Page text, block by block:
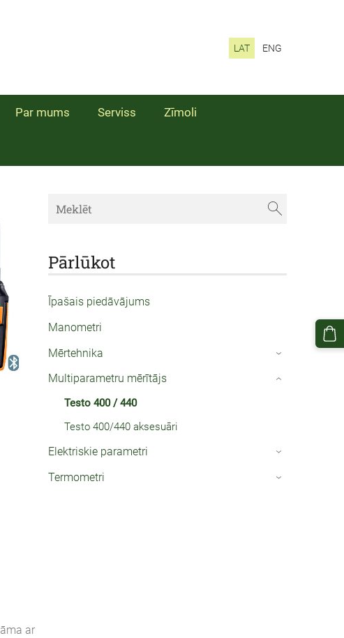
LAT ENG
Par mums Serviss Zīmoli
Pārlūkot
Īpašais piedāvājums
Manometri
Mērtehnika
›
Multiparametru mērītājs
Testo 400 / 440
Testo 400/440 aksesuāri
›
Elektriskie parametri ›
Termometri ›
ar